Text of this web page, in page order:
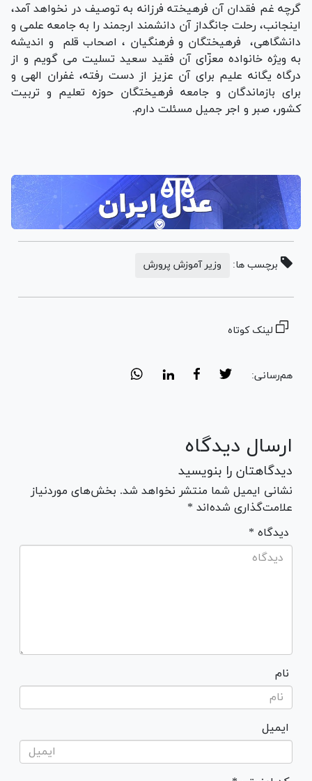
گرچه غم فقدان آن فرهیخته فرزانه به توصیف در نخواهد آمد،
اینجانب، رحلت جانگداز آن دانشمند ارجمند را به جامعه علمی و
دانشگاهی، فرهیختگان و فرهنگیان ، اصحاب قلم و اندیشه
به ویژه خانواده معزّای آن فقید سعید تسلیت می گویم و از
درگاه یگانه علیم برای آن عزیز از دست رفته، غفران الهی و
برای بازماندگان و جامعه فرهیختگان حوزه تعلیم و تربیت
كشور، صبر و اجر جمیل مسئلت دارم.
برچسب ها: وزیر آموزش پرورش
لینک کوتاه
هم‌رسانی:
ارسال دیدگاه
دیدگاهتان را بنویسید
نشانی ایمیل شما منتشر نخواهد شد. بخش‌های موردنیاز
علامت‌گذاری شده‌اند *
* دیدگاه
نام
ایمیل